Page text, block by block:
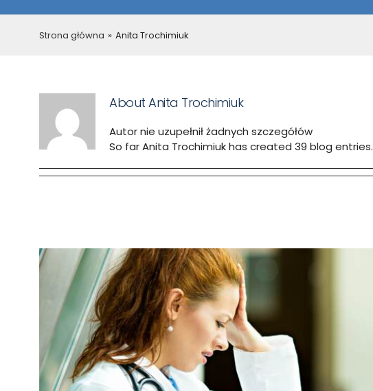
Strona główna » Anita Trochimiuk
About Anita Trochimiuk
Autor nie uzupełnił żadnych szczegółów
So far Anita Trochimiuk has created 39 blog entries.